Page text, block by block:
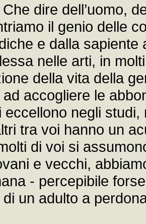
Che dire dell’uomo,
il genio delle
e dalla
nelle arti, in
della vita della
accogliere le
eccellono negli
tra voi hanno un
di voi si
e vecchi,
- percepibile
un adulto a